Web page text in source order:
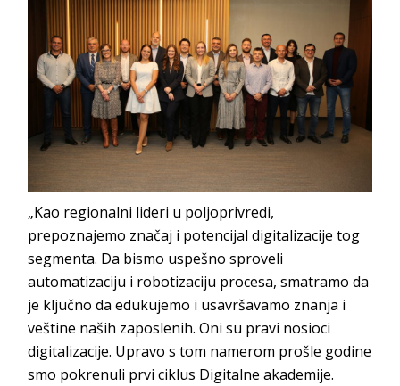
„Kao regionalni lideri u poljoprivredi,
prepoznajemo značaj i potencijal digitalizacije tog
segmenta. Da bismo uspešno sproveli
automatizaciju i robotizaciju procesa, smatramo da
je ključno da edukujemo i usavršavamo znanja i
veštine naših zaposlenih. Oni su pravi nosioci
digitalizacije. Upravo s tom namerom prošle godine
smo pokrenuli prvi ciklus Digitalne akademije.